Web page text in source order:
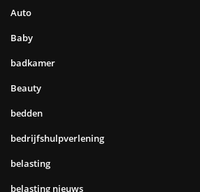
Auto
Baby
badkamer
Beauty
bedden
bedrijfshulpverlening
belasting
belasting nieuws